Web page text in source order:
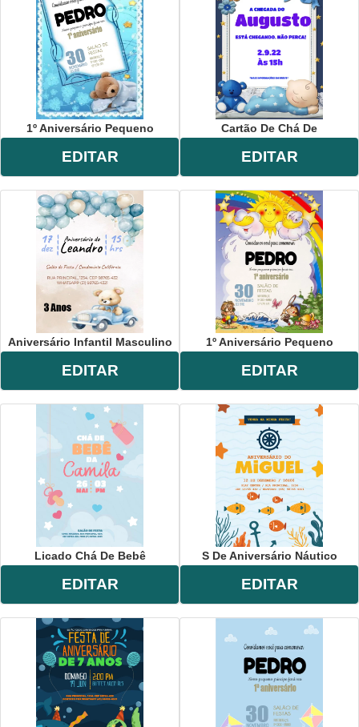
1º Aniversário Pequeno
EDITAR
Cartão De Chá De
EDITAR
Aniversário Infantil Masculino
EDITAR
1º Aniversário Pequeno
EDITAR
Licado Chá De Bebê
EDITAR
S De Aniversário Náutico
EDITAR